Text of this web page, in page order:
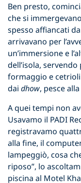
Ben presto,
che si
spesso affiancati
arrivavano per
un’immersione e
dell’isola,
formaggio e
dai dhow, pesce
A quei tempi non
Usavamo il PADI
registravamo
alla fine, il
lampeggiò, cosa
riposo”, lo
piscina al Motel